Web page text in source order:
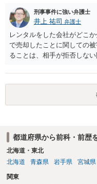
刑事事件に強い弁護士
井上 祐司 弁護士
レンタルをした会社がどこ
で売却したことに関しての
ることは、相手が拒否しな
か）、弁護士に法律相談に
都道府県から前科・前歴
北海道・東北
北海道
青森県 岩手県 宮城県
関東